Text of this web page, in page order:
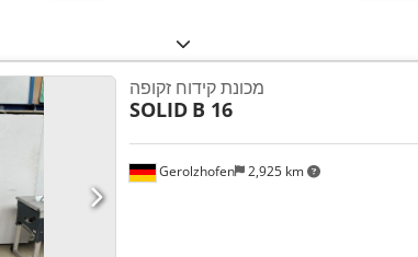
Gerolzhofen 2,925 km
מכונת קידוח זקופה
SOLID B 16